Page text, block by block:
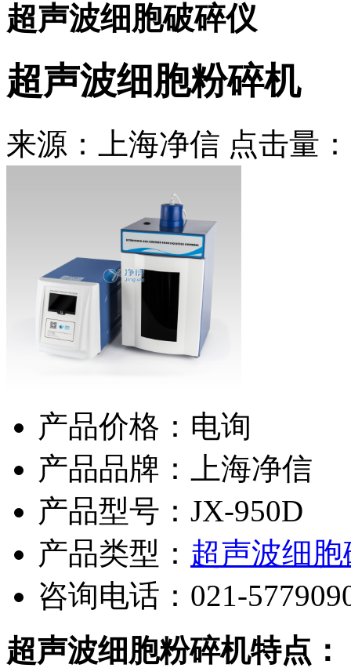
超声波细胞破碎仪
超声波细胞粉碎机
来源：上海净信 点击量：
产品价格：电询
产品品牌：上海净信
产品型号：JX-950D
产品类型： 超声波细
咨询电话： 021-
超声波细胞粉碎机特点：